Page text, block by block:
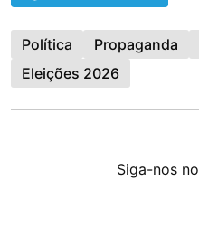
Política Propaganda
Eleições 2026
Siga-nos no